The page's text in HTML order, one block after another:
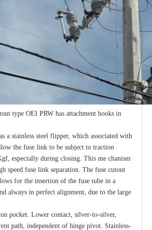
type OEI PRW has attachment hooks in
a stainless steel flipper, which associated with
the fuse link to be subject to traction
especially during closing. This me chanism
speed fuse link separation. The fuse cutout
for the insertion of the fuse tube in a
always in perfect alignment, due to the large
pocket. Lower contact, silver-to-silver,
path, independent of hinge pivot. Stainless-